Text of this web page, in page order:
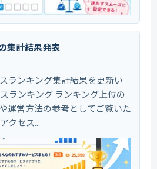
集計結果発表
ランキング集計結果を更新い
ランキング ランキング上位の
運営方法の参考としてご覧いた
クセス...